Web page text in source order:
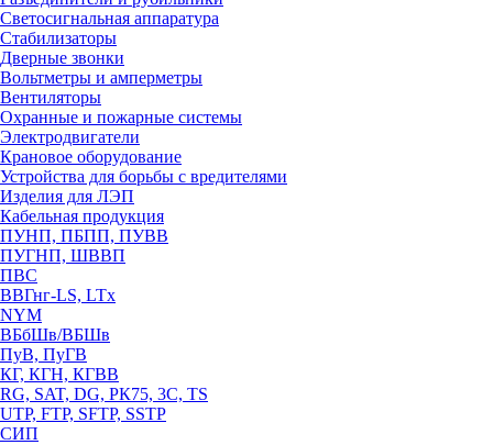
Светосигнальная аппаратура
Стабилизаторы
Дверные звонки
Вольтметры и амперметры
Вентиляторы
Охранные и пожарные системы
Электродвигатели
Крановое оборудование
Устройства для борьбы с вредителями
Изделия для ЛЭП
Кабельная продукция
ПУНП, ПБПП, ПУВВ
ПУГНП, ШВВП
ПВС
ВВГнг-LS, LTx
NYM
ВБбШв/ВБШв
ПуВ, ПуГВ
КГ, КГН, КГВВ
RG, SAT, DG, РК75, 3С, TS
UTP, FTP, SFTP, SSTP
СИП